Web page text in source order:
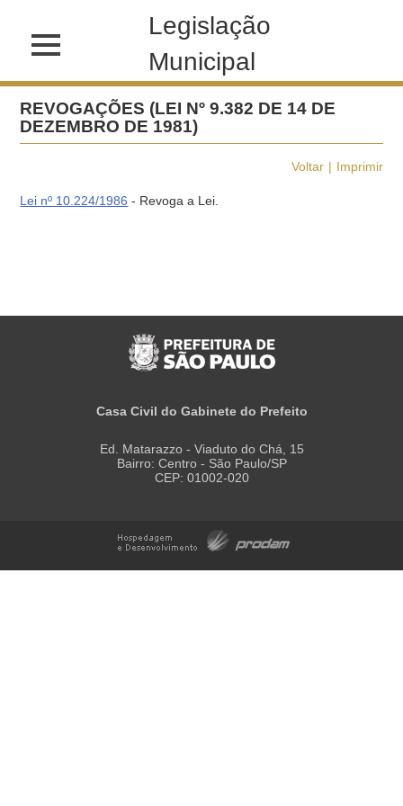
Legislação
Municipal
REVOGAÇÕES (LEI Nº 9.382 DE 14 DE
DEZEMBRO DE 1981)
Voltar Imprimir
Lei nº 10.224/1986 - Revoga a Lei.
Casa Civil do Gabinete do Prefeito
Ed. Matarazzo - Viaduto do Chá, 15
Bairro: Centro - São Paulo/SP
CEP: 01002-020